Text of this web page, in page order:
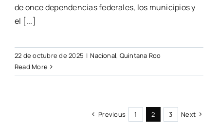
de once dependencias federales, los municipios y
el [...]
22 de octubre de 2025 | Nacional, Quintana Roo
Read More
Previous 1 2 3 Next